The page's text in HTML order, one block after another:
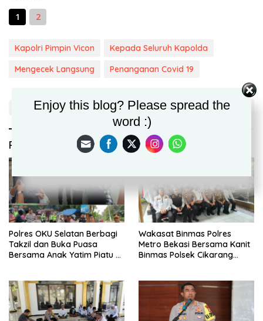
1
2
Kapolri Pimpin Vicon
Kepada Seluruh Kapolda
Mengecek Langsung
Penanganan Covid 19
Rekomendasi untuk kamu
Polres OKU Selatan Berbagi
Takzil dan Buka Puasa
Bersama Anak Yatim Piatu di
Wakasat Binmas Polres
Metro Bekasi Bersama Kanit
Binmas Polsek Cikarang
Enjoy this blog? Please spread the
word :)